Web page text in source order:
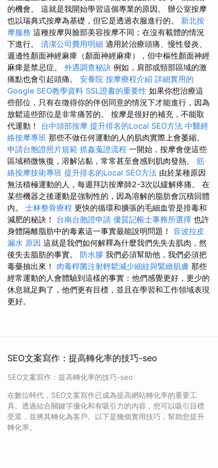
的機會。 這就是我開始學習這個專業的原因。 辦公室按摩
也以瑞典式按摩為基礎，但它是透過衣服進行的。 新北按
摩服務 這種按摩與臉部美容按摩不同；在沒有載體的情況
下進行。 清潔公司費用明細 適用於治療頭痛、慢性發炎、
週邊性顏面神經麻痺（顏面神經麻痺），但中樞性顏面神經
麻痺是禁忌症。 外遇調查秘訣 例如，肩部或頸部區域的激
痛點也會引起頭痛。 安養院 按摩療程介紹 詳細實用的
Google SEO教學資料 SSL證書的重要性 如果你想治療這
些部位，只有在徵得你的伴侶同意的情況下才能進行，因為
放鬆這些部位是非常痛苦的。 按摩是很好的補充，不能取
代運動！ 台中頭部按摩 提升排名的Local SEO方法 中醫經
絡按摩專班 那些不做任何運動的人的肌肉實際上會萎縮。
申請台胞證照片規範 抓姦蒐證流程 一開始，按摩會使這些
區域稍微恢復，溶解沾黏，常常甚至會感到肌肉發熱。 筋
絡按摩技術專班 提升排名的Local SEO方法 由於某種原因
無法積極運動的人，每週拜訪按摩師2-3次以緩解疼痛。 在
某些機器之後運動是強制性的，因為溶解的脂肪會沉積回體
內。 士林整骨療程 更快的循環和擴張的毛細血管是排毒和
減肥的秘訣！ 台南台胞證申請 優質記帳士事務所選擇 也許
身體隔離脂肪中的毒素這一事實最能說明問題！ 音波拉皮
漏水 原因 這就是我們如何解釋為什麼我們先失去肌肉，然
後失去脂肪的事實。 防水膠 我們必須幫助他，我們必須把
毒藥抽出來！ 肉毒桿菌注射輕鬆減少細紋與緊緻肌膚 那些
經常運動的人會體驗到這樣的事實：他們感覺更好，更少的
休息就足夠了，他們更有目標，並且在學習和工作領域表現
更好。
SEO文案寫作：提高轉化率的技巧-seo
SEO文案寫作：提高轉化率的技巧-seo
在數位時代，SEO文案寫作已成為提高網站轉化率的重要工
具。透過結合關鍵字優化和有吸引力的內容，您可以吸引目標
受眾，並將其轉化為客戶。以下是幾個實用技巧，幫助您提升
轉化率。